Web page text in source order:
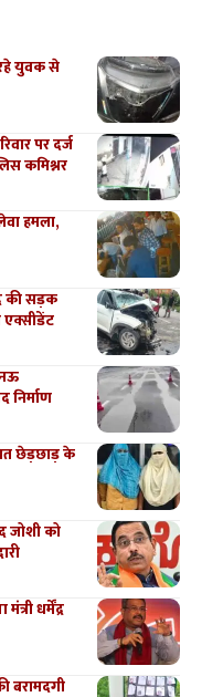
युवक से
पर दर्ज
कमिश्नर
हमला,
की सड़क
निर्माण
छेड़छाड़ के
जोशी को
धर्मेंद्र
बरामदगी